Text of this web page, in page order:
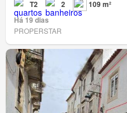
T2 2
109 m²
Há 19 dias
PROPERSTAR